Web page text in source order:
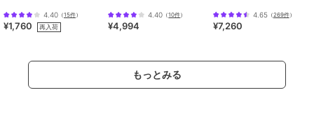
4.40 （15件）
¥1,760 再入荷
4.40 （10件）
¥4,994
4.65（269件）
¥7,260
もっとみる